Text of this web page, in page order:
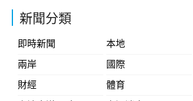
新聞分類
即時新聞
本地
兩岸
國際
財經
體育